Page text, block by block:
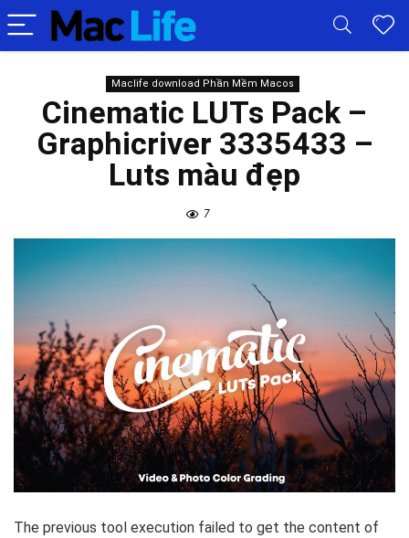
Maclife download Phần Mềm Macos
Cinematic LUTs Pack –
Graphicriver 3335433 –
Luts màu đẹp
7
The previous tool execution failed to get the content of